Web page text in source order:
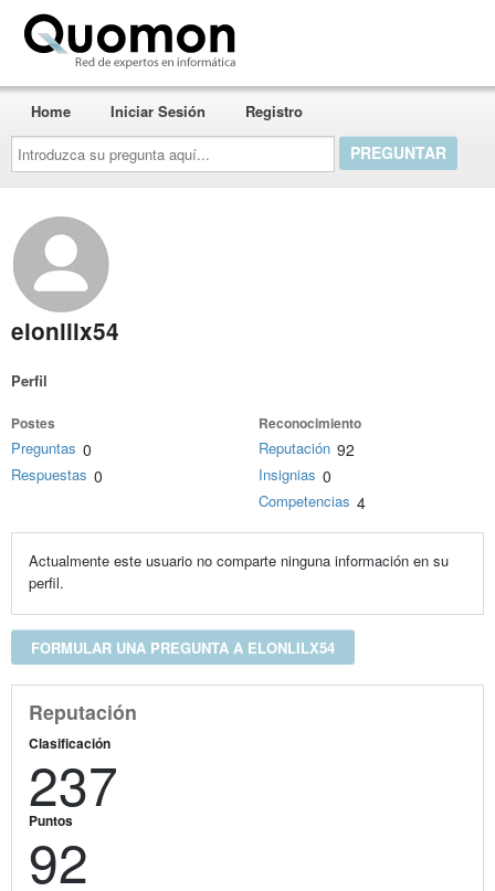
Introduzca
su
pregunta
aquí...
Home Iniciar Sesión Registro
elonlilx54
Perfil
Postes
Preguntas 0
Respuestas 0
Reconocimiento
Reputación 92
Insignias 0
Competencias 4
Actualmente este usuario no comparte ninguna información en su
perfil.
FORMULAR UNA PREGUNTA A ELONLILX54
Reputación
Clasificación
237
Puntos
92